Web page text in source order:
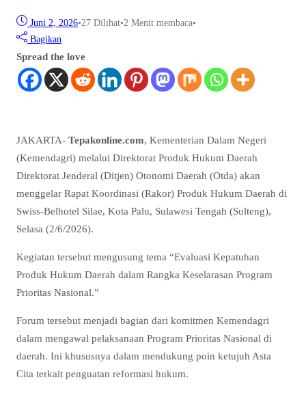
Juni 2, 2026•27 Dilihat•2 Menit membaca•
Bagikan
Spread the love
JAKARTA- Tepakonline.com, Kementerian Dalam Negeri
(Kemendagri) melalui Direktorat Produk Hukum Daerah
Direktorat Jenderal (Ditjen) Otonomi Daerah (Otda) akan
menggelar Rapat Koordinasi (Rakor) Produk Hukum Daerah di
Swiss-Belhotel Silae, Kota Palu, Sulawesi Tengah (Sulteng),
Selasa (2/6/2026).
Kegiatan tersebut mengusung tema “Evaluasi Kepatuhan
Produk Hukum Daerah dalam Rangka Keselarasan Program
Prioritas Nasional.”
Forum tersebut menjadi bagian dari komitmen Kemendagri
dalam mengawal pelaksanaan Program Prioritas Nasional di
daerah. Ini khususnya dalam mendukung poin ketujuh Asta
Cita terkait penguatan reformasi hukum.